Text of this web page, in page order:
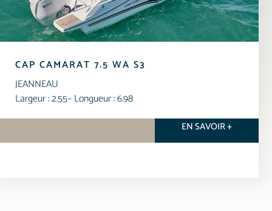
CAP CAMARAT 7.5 WA S3
JEANNEAU
Largeur : 2.55– Longueur : 6.98
EN SAVOIR +